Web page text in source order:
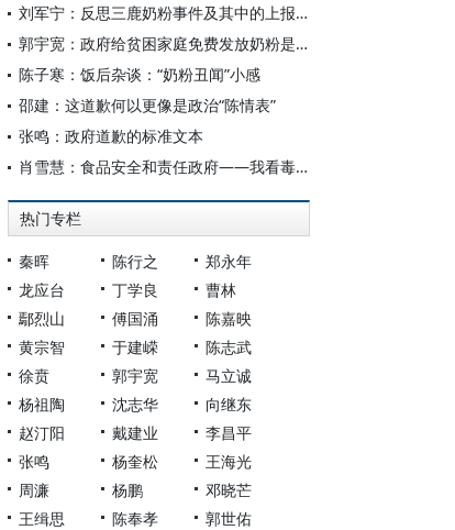
刘军宁：反思三鹿奶粉事件及其中的上报制度
郭宇宽：政府给贫困家庭免费发放奶粉是解决乳制品安全的根本出路
陈子寒：饭后杂谈：“奶粉丑闻”小感
邵建：这道歉何以更像是政治“陈情表”
张鸣：政府道歉的标准文本
肖雪慧：食品安全和责任政府——我看毒奶粉事件
热门专栏
秦晖 陈行之
郑永年
龙应台
丁学良
曹林
鄢烈山
傅国涌
陈嘉映
黄宗智
于建嵘
陈志武
徐贲
郭宇宽
马立诚
杨祖陶
沈志华
向继东
赵汀阳
戴建业
李昌平
张鸣
杨奎松
王海光
周濂
杨鹏
邓晓芒
王缉思
陈奉孝
郭世佑